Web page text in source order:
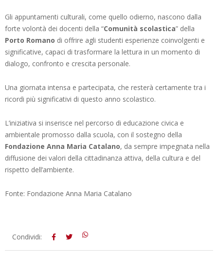
Gli appuntamenti culturali, come quello odierno, nascono dalla
forte volontà dei docenti della “Comunità scolastica” della
Porto Romano di offrire agli studenti esperienze coinvolgenti e
significative, capaci di trasformare la lettura in un momento di
dialogo, confronto e crescita personale.
Una giornata intensa e partecipata, che resterà certamente tra i
ricordi più significativi di questo anno scolastico.
L’iniziativa si inserisce nel percorso di educazione civica e
ambientale promosso dalla scuola, con il sostegno della
Fondazione Anna Maria Catalano, da sempre impegnata nella
diffusione dei valori della cittadinanza attiva, della cultura e del
rispetto dell’ambiente.
Fonte: Fondazione Anna Maria Catalano
2026-
Condividi: